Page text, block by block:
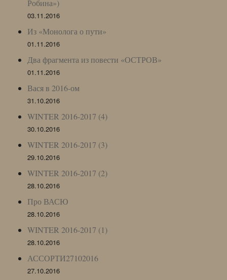
Робина»)
03.11.2016
Из «Монолога о пути»
01.11.2016
Два фрагмента из повести «ОСТРОВ»
01.11.2016
Вася в 2016-ом
31.10.2016
WINTER 2016-2017 (4)
30.10.2016
WINTER 2016-2017 (3)
29.10.2016
WINTER 2016-2017 (2)
28.10.2016
Про ВАСЮ
28.10.2016
WINTER 2016-2017 (1)
28.10.2016
АССОРТИ27102016
27.10.2016